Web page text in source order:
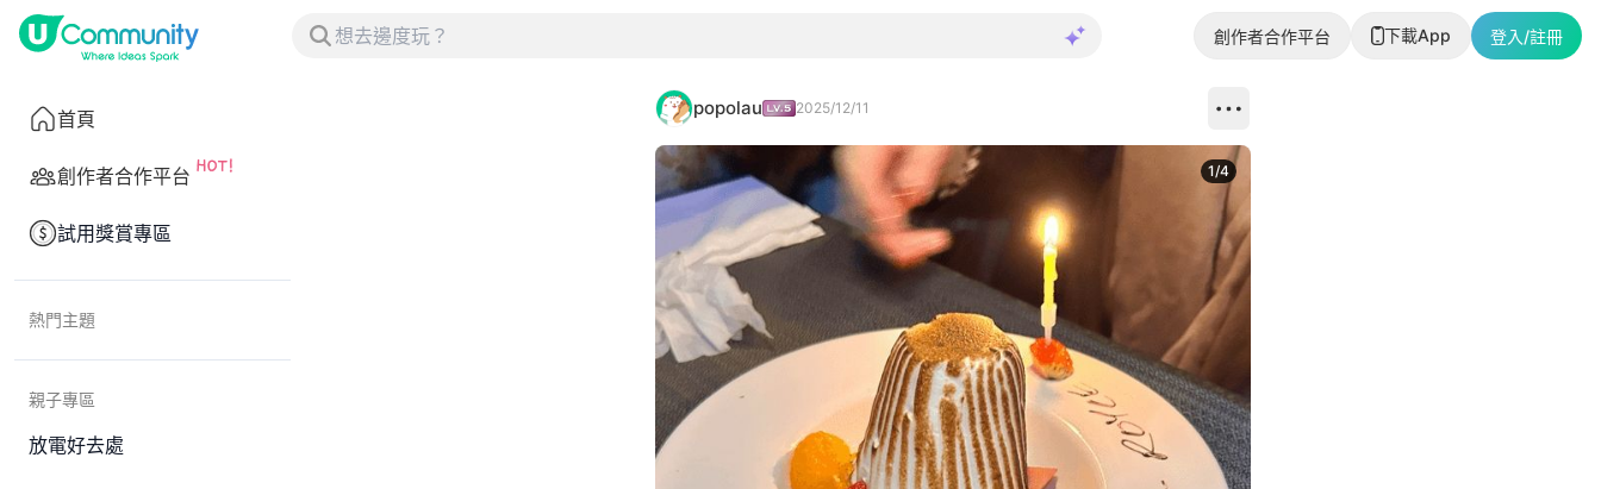
創作者合作平台 下載App 登入/註冊
首頁
創作者合作平台
試用獎賞專區
熱門主題
親子專區
放電好去處
popolau 2025/12/11
1/4